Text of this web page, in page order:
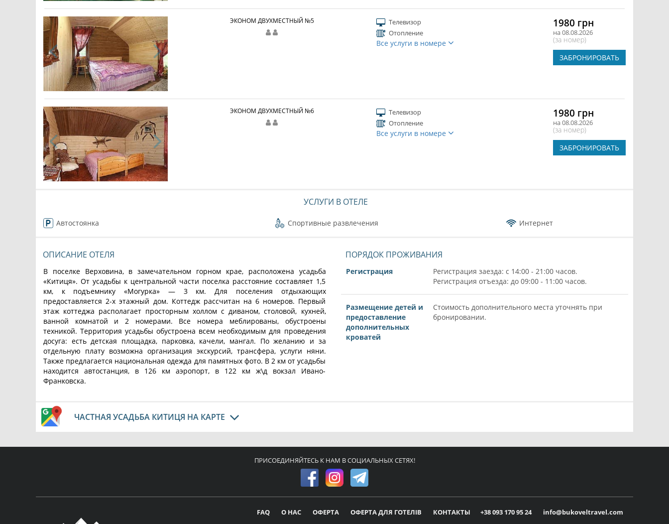
ЭКОНОМ ДВУХМЕСТНЫЙ №5
Телевизор
Отопление
Все услуги в номере
1980 грн
на 08.08.2026
(за номер)
ЗАБРОНИРОВАТЬ
ЭКОНОМ ДВУХМЕСТНЫЙ №6
Телевизор
Отопление
Все услуги в номере
1980 грн
на 08.08.2026
(за номер)
ЗАБРОНИРОВАТЬ
УСЛУГИ В ОТЕЛЕ
Автостоянка Спортивные развлечения Интернет
ОПИСАНИЕ ОТЕЛЯ
В поселке Верховина, в замечательном горном крае, расположена усадьба
«Китиця». От усадьбы к центральной части поселка расстояние составляет 1,5
км, к подъемнику «Могурка» — 3 км. Для поселения отдыхающих
предоставляется 2-х этажный дом. Коттедж рассчитан на 6 номеров. Первый
этаж коттеджа располагает просторным холлом с диваном, столовой, кухней,
ванной комнатой и 2 номерами. Все номера меблированы, обустроены
техникой. Территория усадьбы обустроена всем необходимым для проведения
досуга: есть детская площадка, парковка, качели, мангал. По желанию и за
отдельную плату возможна организация экскурсий, трансфера, услуги няни.
Также предлагается национальная одежда для памятных фото. В 2 км от усадьбы
находится автостанция, в 126 км аэропорт, в 122 км ж\д вокзал Ивано-
Франковска.
ПОРЯДОК ПРОЖИВАНИЯ
Регистрация
Регистрация заезда: с 14:00 - 21:00 часов.
Регистрация отъезда: до 09:00 - 11:00 часов.
Размещение детей и
предоставление
дополнительных
кроватей
Стоимость дополнительного места уточнять при
бронировании.
ЧАСТНАЯ УСАДЬБА КИТИЦЯ НА КАРТЕ
ПРИСОЕДИНЯЙТЕСЬ К НАМ В СОЦИАЛЬНЫХ СЕТЯХ!
FAQ О НАС ОФЕРТА ОФЕРТА ДЛЯ ГОТЕЛІВ КОНТАКТЫ +38 093 170 95 24 info@bukoveltravel.com